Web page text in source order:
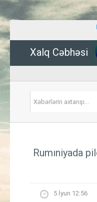
Xalq Cəbhəsi
Rumıniyada
5 İyun 12:56